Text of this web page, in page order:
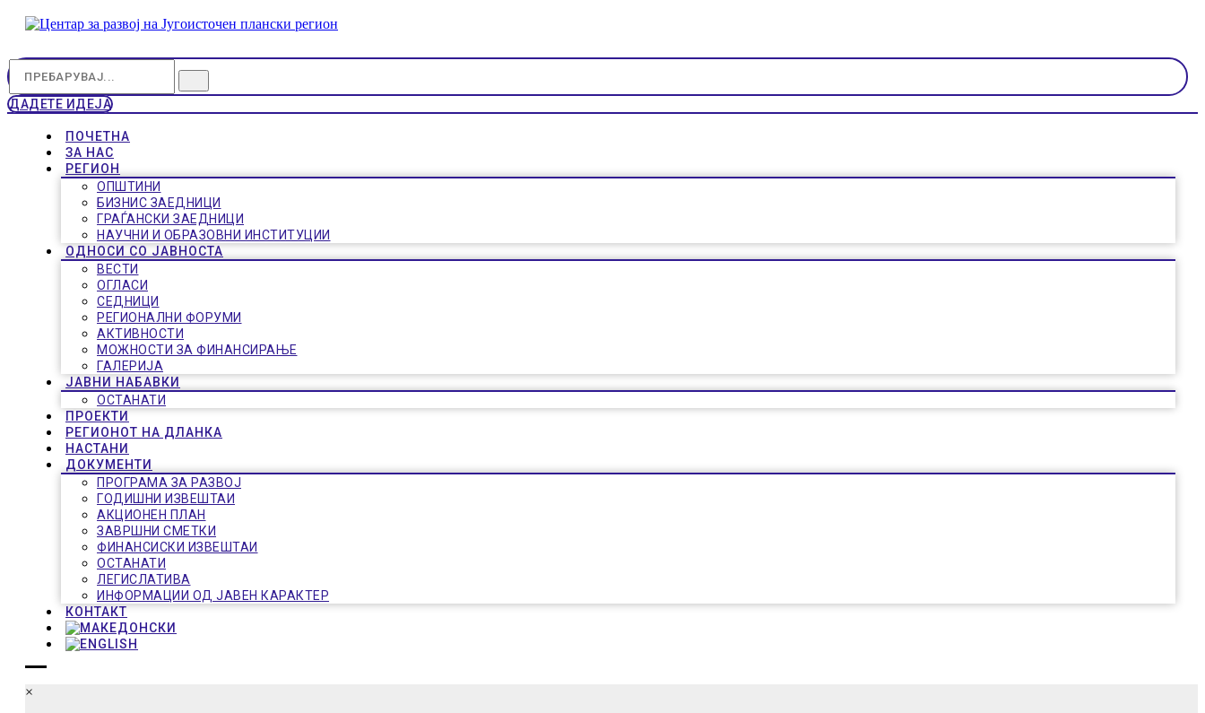
ДАДЕТЕ ИДЕЈА
ПОЧЕТНА
ЗА НАС
РЕГИОН
ОПШТИНИ
БИЗНИС ЗАЕДНИЦИ
ГРАЃАНСКИ ЗАЕДНИЦИ
НАУЧНИ И ОБРАЗОВНИ ИНСТИТУЦИИ
ОДНОСИ СО ЈАВНОСТА
ВЕСТИ
ОГЛАСИ
СЕДНИЦИ
РЕГИОНАЛНИ ФОРУМИ
АКТИВНОСТИ
МОЖНОСТИ ЗА ФИНАНСИРАЊЕ
ГАЛЕРИЈА
ЈАВНИ НАБАВКИ
ОСТАНАТИ
ПРОЕКТИ
РЕГИОНОТ НА ДЛАНКА
НАСТАНИ
ДОКУМЕНТИ
ПРОГРАМА ЗА РАЗВОЈ
ГОДИШНИ ИЗВЕШТАИ
АКЦИОНЕН ПЛАН
ЗАВРШНИ СМЕТКИ
ФИНАНСИСКИ ИЗВЕШТАИ
ОСТАНАТИ
ЛЕГИСЛАТИВА
ИНФОРМАЦИИ ОД ЈАВЕН КАРАКТЕР
КОНТАКТ
×